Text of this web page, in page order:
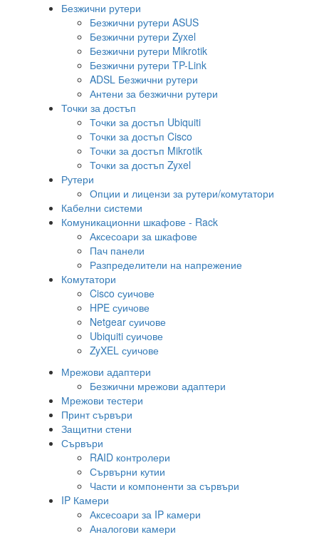
Безжични рутери
Безжични рутери ASUS
Безжични рутери Zyxel
Безжични рутери Mikrotik
Безжични рутери TP-Link
ADSL Безжични рутери
Антени за безжични рутери
Точки за достъп
Точки за достъп Ubiquiti
Точки за достъп Cisco
Точки за достъп Mikrotik
Точки за достъп Zyxel
Рутери
Опции и лицензи за рутери/комутатори
Кабелни системи
Комуникационни шкафове - Rack
Аксесоари за шкафове
Пач панели
Разпределители на напрежение
Комутатори
Cisco суичове
HPE суичове
Netgear суичове
Ubiquiti суичове
ZyXEL суичове
Мрежови адаптери
Безжични мрежови адаптери
Мрежови тестери
Принт сървъри
Защитни стени
Сървъри
RAID контролери
Сървърни кутии
Части и компоненти за сървъри
IP Камери
Аксесоари за IP камери
Аналогови камери